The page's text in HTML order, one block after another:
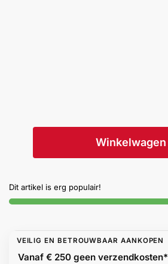
Winkelwagen
Dit artikel is erg populair!
VEILIG EN BETROUWBAAR AANKOPEN
Vanaf € 250 geenverzendkosten*